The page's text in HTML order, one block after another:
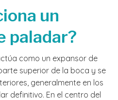
un
paladar?
como un expansor de
superior de la boca y se
generalmente en los
definitivo. En el centro del